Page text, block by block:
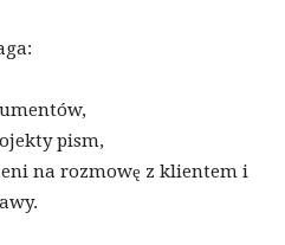
pism,
na rozmowę z klientem i